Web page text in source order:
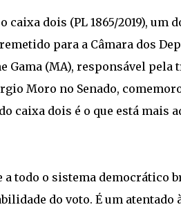
caixa dois (PL 1865/2019), um
para a Câmara dos
Gama (MA), responsável
Moro no Senado,
caixa dois é o que está mais
a todo o sistema
do voto. É um